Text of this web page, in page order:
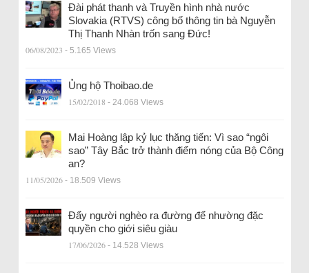
Đài phát thanh và Truyền hình nhà nước
Slovakia (RTVS) công bố thông tin bà Nguyễn
Thị Thanh Nhàn trốn sang Đức!
06/08/2023 - 5.165 Views
Ủng hộ Thoibao.de
15/02/2018 - 24.068 Views
Mai Hoàng lập kỷ lục thăng tiến: Vì sao “ngôi
sao” Tây Bắc trở thành điểm nóng của Bộ Công
an?
11/05/2026 - 18.509 Views
Đẩy người nghèo ra đường để nhường đặc
quyền cho giới siêu giàu
17/06/2026 - 14.528 Views